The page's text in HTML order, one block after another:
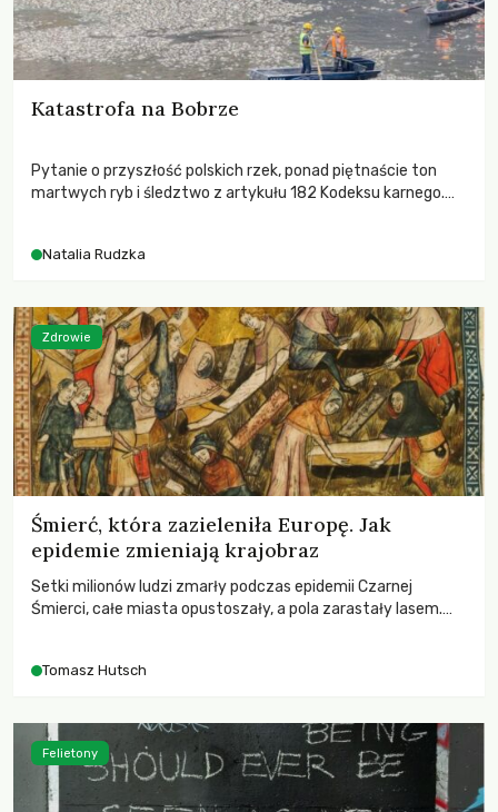
Katastrofa na Bobrze
Pytanie o przyszłość polskich rzek, ponad piętnaście ton
martwych ryb i śledztwo z artykułu 182 Kodeksu karnego.
zdarzeń prowadzących do biologicznej śmierci rzeki.
Natalia Rudzka
Śmierć, która zazieleniła Europę. Jak
epidemie zmieniają krajobraz
Setki milionów ludzi zmarły podczas epidemii Czarnej
Śmierci, całe miasta opustoszały, a pola zarastały lasem.
największych katastrof w swoich dziejach.
Tomasz Hutsch
Zdrowie
Felietony